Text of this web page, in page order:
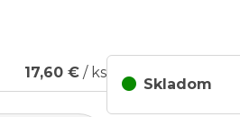
17,60 € / ks
Skladom